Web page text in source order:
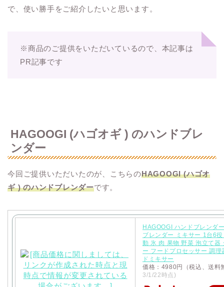
で、使い勝手をご紹介したいと思います。
※商品のご提供をいただいているので、本記事は
PR記事です
HAGOOGI (ハゴオギ ) のハンドブレ
ンダー
今回ご提供いただいたのが、こちらのHAGOOGI (ハゴオ
ギ ) のハンドブレンダーです。
HAGOOGI ハンドブレンダ
ブレンダー ミキサー 1台6
動 氷 肉 果物 野菜 泡立て器
ー フードプロセッサー 調理
ドミキサー
価格：4980円（税込、送料
3/1/22時点)